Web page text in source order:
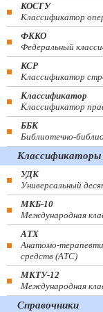
КОСГУ
Классификатор
ФККО
Федеральный
КСР
Классификатор
Классификатор
Классификатор
ББК
Библиотечно-
УДК
Универсальный
МКБ-10
Международная
АТХ
Анатомо-
средств (ATC)
МКТУ-12
Международная
Справочники